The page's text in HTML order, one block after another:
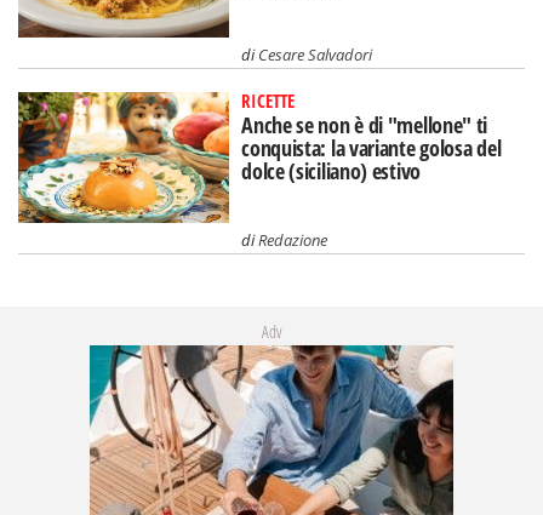
diCesare Salvadori
RICETTE
Anche se non è di "mellone" ti
conquista: la variante golosa del
dolce (siciliano) estivo
diRedazione
Adv